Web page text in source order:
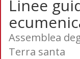
Linee
Assemblea
Terra santa